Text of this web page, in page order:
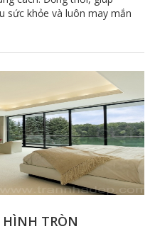
sức khỏe và luôn may mắn
TRÒN